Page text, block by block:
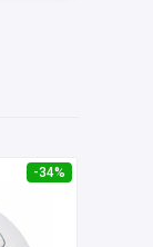
-34%